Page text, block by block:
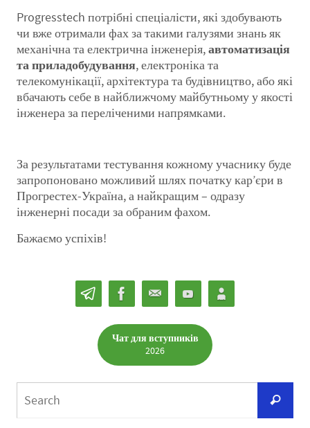
Progresstech потрібні спеціалісти, які здобувають
чи вже отримали фах за такими галузями знань як
механічна та електрична інженерія,автоматизація
та приладобудування, електроніка та
телекомунікації, архітектура та будівництво, або які
вбачають себе в найближчому майбутньому у якості
інженера за переліченими напрямками.
За результатами тестування кожному учаснику буде
запропоновано можливий шлях початку кар’єри в
Прогрестех-Україна, а найкращим – одразу
інженерні посади за обраним фахом.
Бажаємо успіхів!
Чат для вступників
2026